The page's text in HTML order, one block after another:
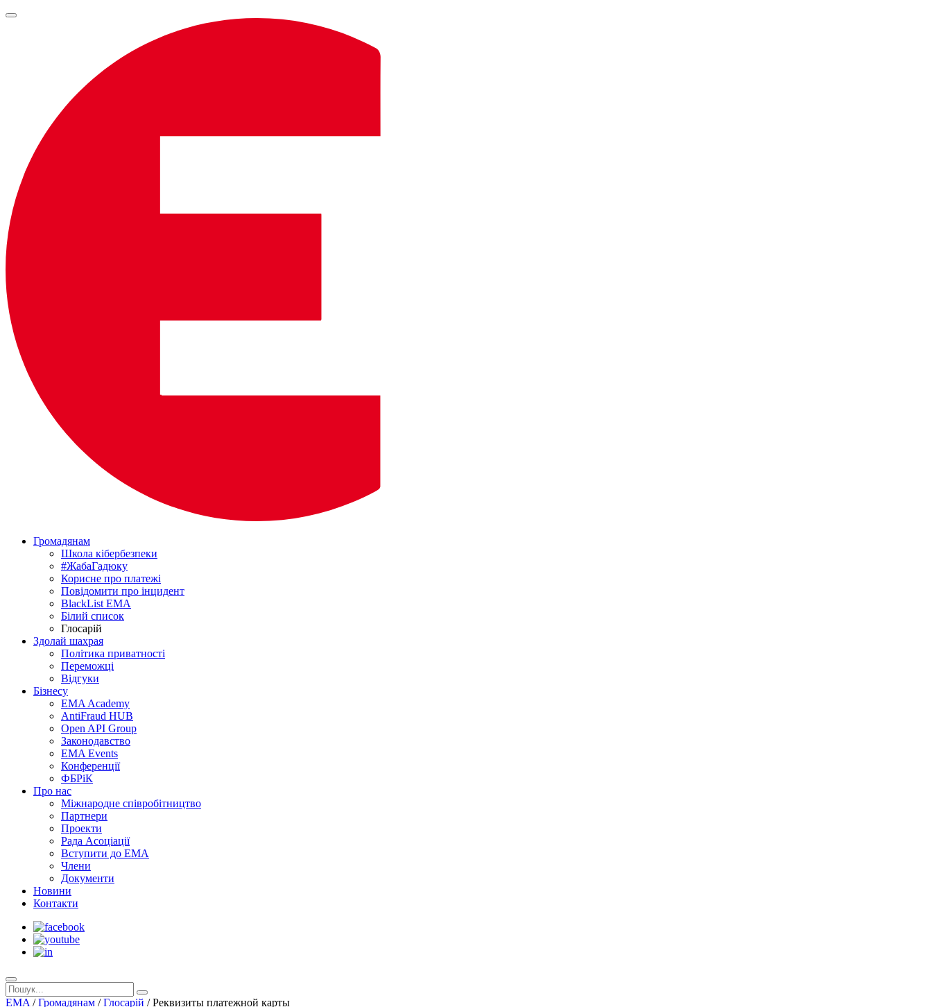
Громадянам
Школа кібербезпеки
#ЖабаГадюку
Корисне про платежі
Повідомити про інцидент
BlackList EMA
Білий список
Глосарій
Здолай шахрая
Політика приватності
Переможцi
Відгуки
Бізнесу
EMA Academy
AntiFraud HUB
Open API Group
Законодавство
EMA Events
Конференції
ФБРіК
Про нас
Міжнародне співробітництво
Партнери
Проекти
Рада Асоціації
Вступити до ЕМА
Члени
Документи
Новини
Контакти
EMA /Громадянам /Глосарій /Реквизиты платежной карты